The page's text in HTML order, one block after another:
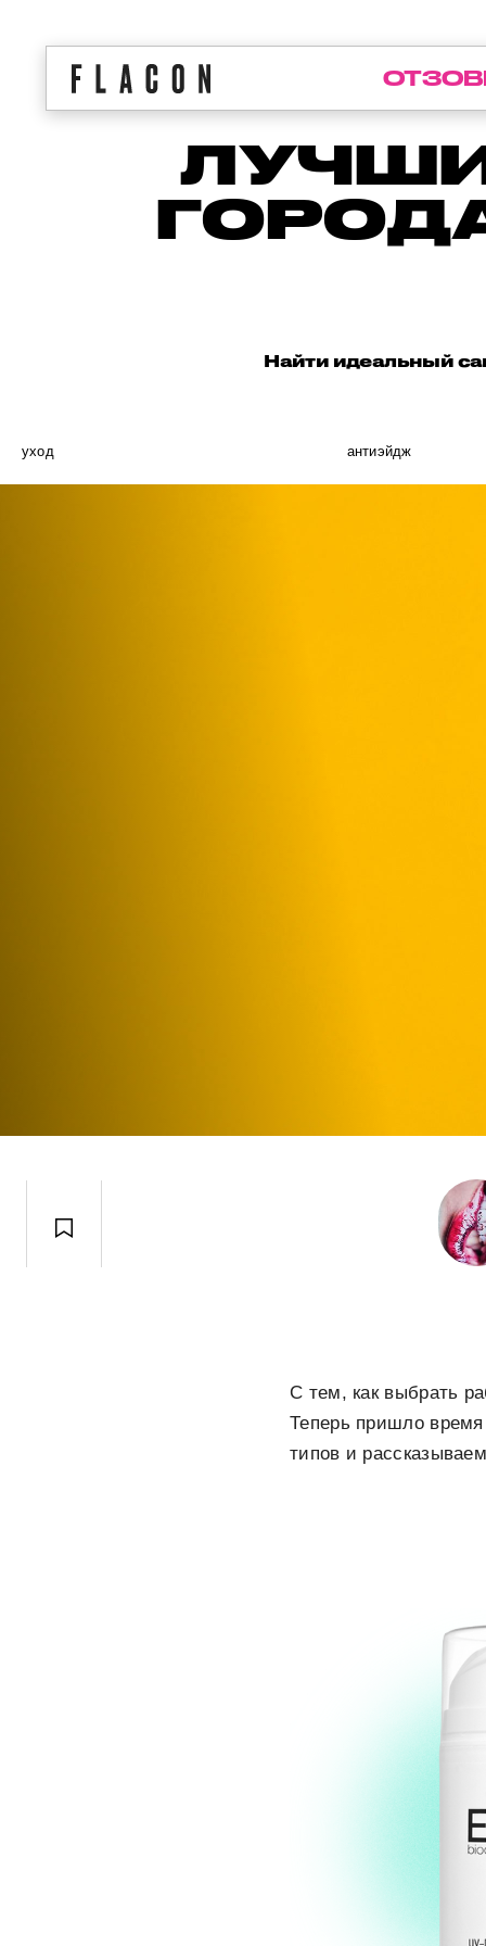
Найти идеальный
уход антиэйдж
С тем, как выбрать
Теперь пришло
типов и